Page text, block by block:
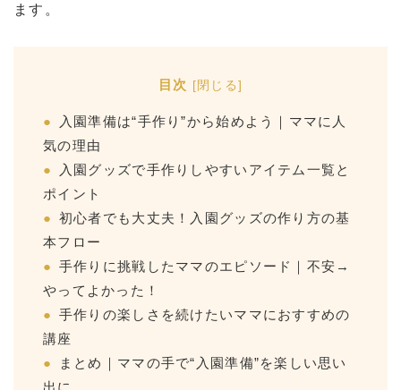
ます。
目次 [ 閉じる ]
入園準備は“手作り”から始めよう｜ママに人
気の理由
入園グッズで手作りしやすいアイテム一覧と
ポイント
初心者でも大丈夫！入園グッズの作り方の基
本フロー
手作りに挑戦したママのエピソード｜不安→
やってよかった！
手作りの楽しさを続けたいママにおすすめの
講座
まとめ｜ママの手で“入園準備”を楽しい思い